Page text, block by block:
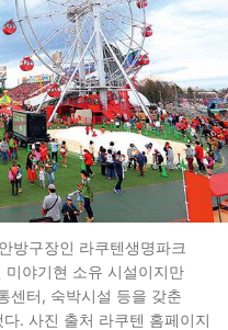
방구장인 라쿠텐생명파크
야기현 소유 시설이지만
센터, 숙박시설 등을 갖춘
다. 사진 출처 라쿠텐 홈페이지